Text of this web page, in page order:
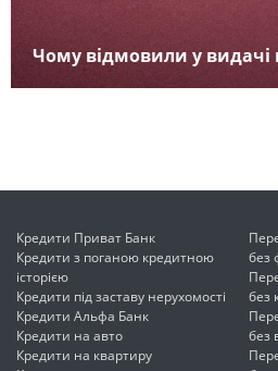
Чому відмовили у видачі
Кредити Приват Банк
Кредити з поганою кредитною
історією
Кредити під заставу нерухомості
Кредити Альфа Банк
Кредити на авто
Кредити на квартиру
без
без
без